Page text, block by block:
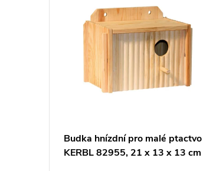
Budka hnízdní pro malé ptactvo
KERBL 82955, 21 x 13 x 13 cm